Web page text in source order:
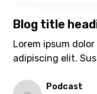
Blog title
Lorem ipsum
adipiscing elit.
Podcast